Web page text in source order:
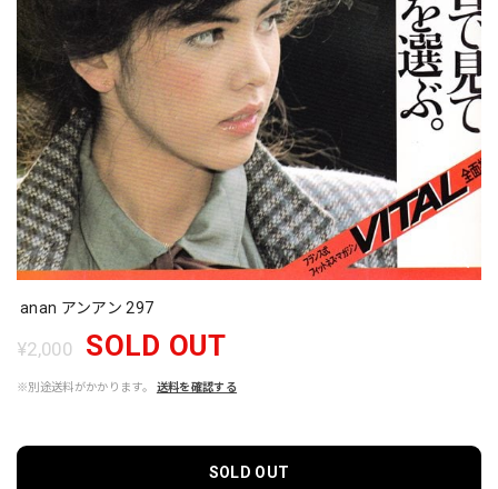
anan アンアン 297
¥2,000 SOLD OUT
※別途送料がかかります。 送料を確認する
SOLD OUT